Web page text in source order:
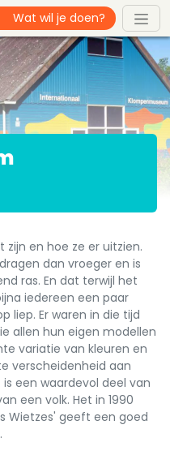
en hoe ze er uitzien.
dan vroeger en is
ras. En dat terwijl het
iedereen een paar
liep. Er waren in die tijd
allen hun eigen modellen
variatie van kleuren en
verscheidenheid aan
een waardevol deel van
een volk. Het in 1990
Wietzes' geeft een goed